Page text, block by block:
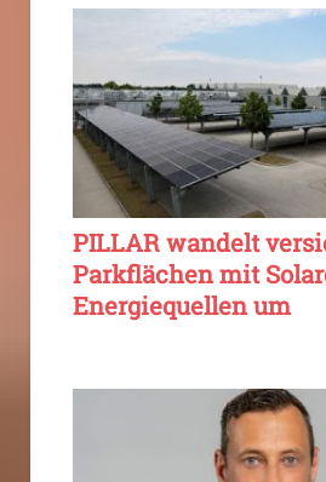
PILLAR wandelt
Parkflächen mit
Energiequellen um